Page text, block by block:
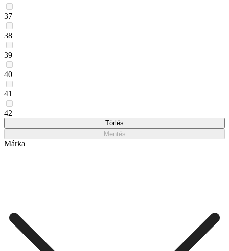
37
38
39
40
41
42
Törlés
Mentés
Márka